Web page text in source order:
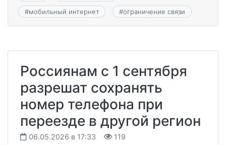
#мобильный интернет #ограничение связи
Россиянам с 1 сентября
разрешат сохранять
номер телефона при
переезде в другой регион
06.05.2026 в 17:33 119